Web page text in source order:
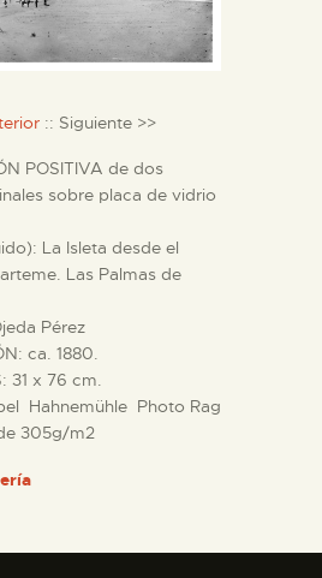
LA VISITA
:: Siguiente >>
POSITIVA de dos
sobre placa de vidrio
La Isleta desde el
Las Palmas de
Pérez
ca. 1880.
31 x 76 cm.
Hahnemühle Photo Rag
305g/m2